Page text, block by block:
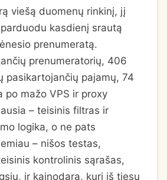
viešą duomenų rinkinį, jį
kasdienį srautą
prenumeratą.
prenumeratorių, 406
pasikartojančių pajamų, 74
po mažo VPS ir proxy
– teisinis filtras ir
logika, o ne pats
– nišos testas,
kontrolinis sąrašas,
ir kainodara, kuri iš tiesų